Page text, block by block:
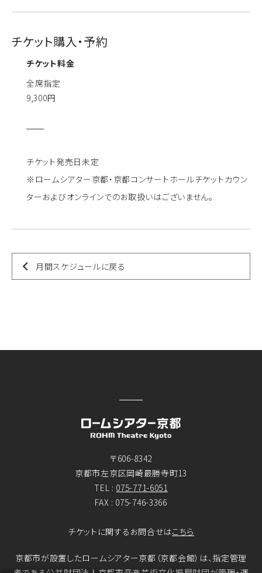
チケット購入・予約
チケット料金
全席指定
9,300円
チケット発売日未定
※ロームシアター京都・京都コンサートホールチケットカウン
ターおよびオンラインでのお取扱いはございません。
月間スケジュールに戻る
〒606-8342
京都市左京区岡崎最勝寺町13
TEL : 075-771-6051
FAX : 075-746-3366
チケットに関するお問合せはこちら
京都市が設置したロームシアター京都（京都会館）は、指定管理